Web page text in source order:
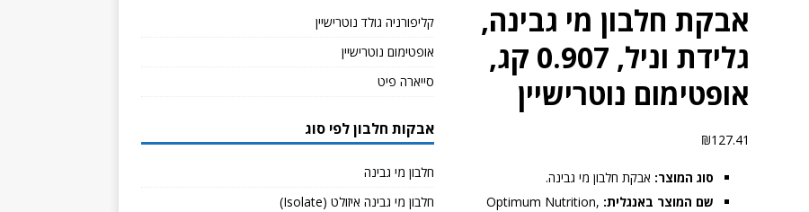
אבקת חלבון מי גבינה,
גלידת וניל, 0.907 קג,
אופטימום נוטרישיין
₪127.41
סוג המוצר: אבקת חלבון מי גבינה.
שם המוצר באנגלית: Optimum Nutrition,
קליפורניה גולד נוטרישיין
אופטימום נוטרישיין
סייארה פיט
אבקות חלבון לפי סוג
חלבון מי גבינה
חלבון מי גבינה איזולט (Isolate)